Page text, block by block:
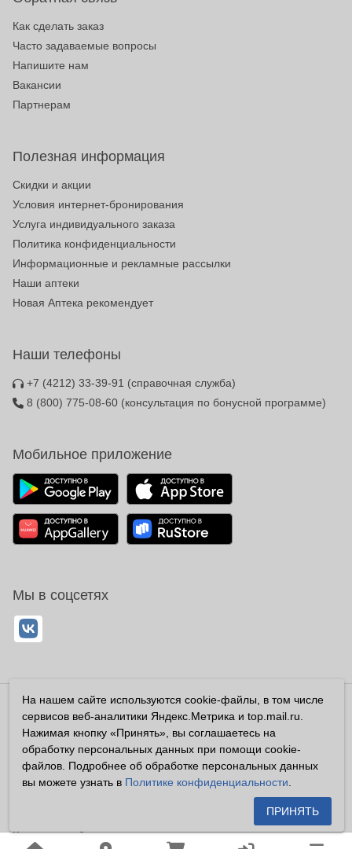
Как сделать заказ
Часто задаваемые вопросы
Напишите нам
Вакансии
Партнерам
Полезная информация
Скидки и акции
Условия интернет-бронирования
Услуга индивидуального заказа
Политика конфиденциальности
Информационные и рекламные рассылки
Наши аптеки
Новая Аптека рекомендует
Наши телефоны
+7 (4212) 33-39-91 (справочная служба)
8 (800) 775-08-60 (консультация по бонусной программе)
Мобильное приложение
Мы в соцсетях
Владелец сайта ООО «Суперфарма» ОГРН 1032700302194
Все права защищены ©2026
Информация, размещенная на данном сайте имеет
справочный характер, и не должна восприниматься
посетителями сайта как публичная оферта, предусмотренная
Владелец сайта устанавливает запрет на цитирование,
На нашем сайте используются cookie-файлы, в том числе
сервисов веб-аналитики Яндекс.Метрика и top.mail.ru.
Нажимая кнопку «Принять», вы соглашаетесь на
обработку персональных данных при помощи cookie-
файлов. Подробнее об обработке персональных данных
вы можете узнать в Политике конфиденциальности
ПРИНЯТЬ